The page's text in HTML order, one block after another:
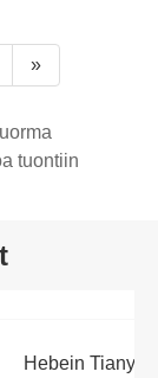
»
tuontiin